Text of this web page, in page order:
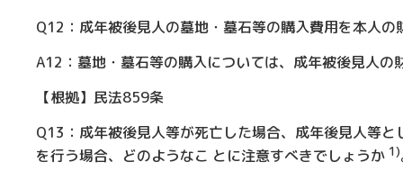
Q12：成年被後見人の墓地・墓石等の購入費用を本人
A12：墓地・墓石等の購入については、成年被後見人
【根拠】民法859条
Q13：成年被後見人等が死亡した場合、成年後見人等
を行う場合、どのようなこ とに注意すべきでしょうか 1)